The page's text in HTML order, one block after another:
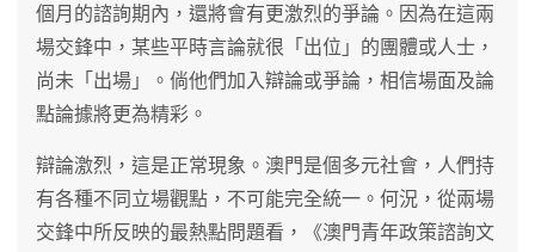
個月的諮詢期內，還將會有更激烈的爭論。因為在這兩
場交鋒中，某些平時言論就很「出位」的團體或人士，
尚未「出場」。倘他們加入辯論或爭論，相信場面及論
點論據將更為精彩。
辯論激烈，這是正常現象。澳門是個多元社會，人們持
有各種不同立場觀點，不可能完全統一。何況，從兩場
交鋒中所反映的最熱點問題看，《澳門青年政策諮詢文